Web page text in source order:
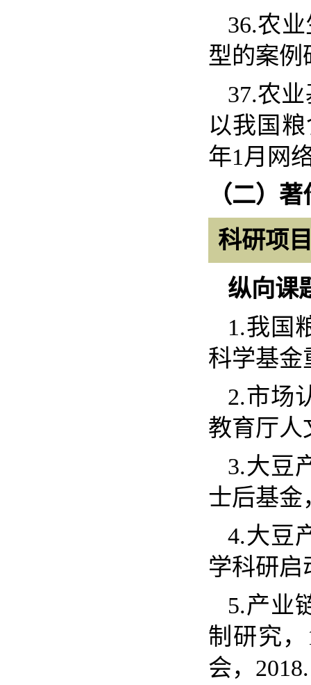
36.农
型的案例
37.农
以我国
年1月网
（二）著
科研项
纵向课
1.我国
科学基金
2.市场
教育厅人
3.大豆
士后基金
4.大豆
学科研启
5.产业
制研究，
会，